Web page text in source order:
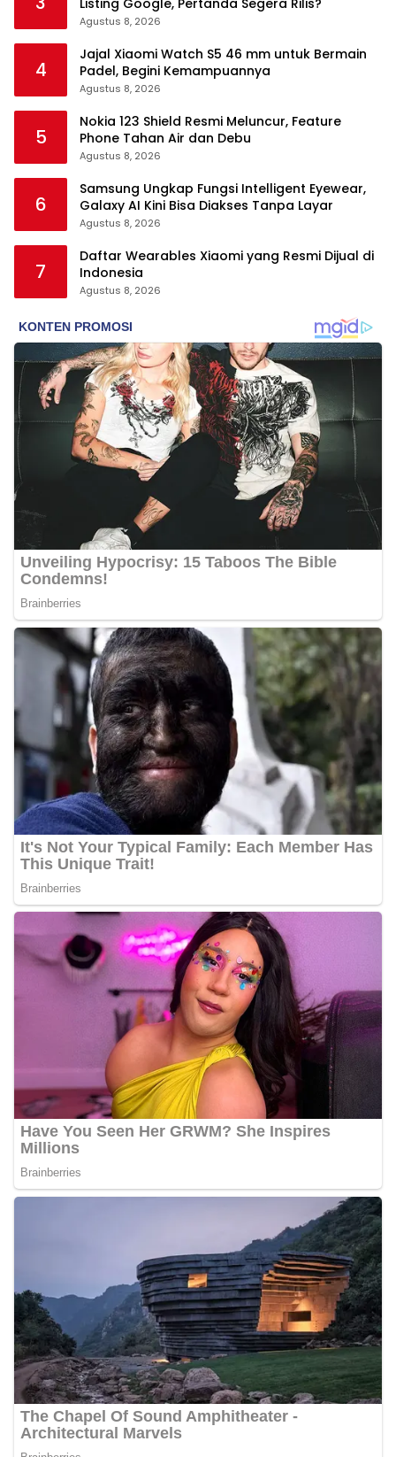
Agustus 8, 2026
4
Jajal Xiaomi Watch S5 46 mm untuk Bermain
Padel, Begini Kemampuannya
Agustus 8, 2026
5
Nokia 123 Shield Resmi Meluncur, Feature
Phone Tahan Air dan Debu
Agustus 8, 2026
6
Samsung Ungkap Fungsi Intelligent Eyewear,
Galaxy AI Kini Bisa Diakses Tanpa Layar
Agustus 8, 2026
7
Daftar Wearables Xiaomi yang Resmi Dijual di
Indonesia
Agustus 8, 2026